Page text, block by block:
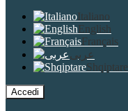
Italiano
English
Français
عربى
Shqiptare
Accedi